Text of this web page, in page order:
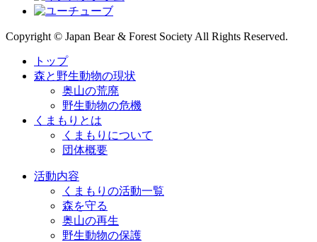
Copyright © Japan Bear & Forest Society All Rights Reserved.
トップ
森と野生動物の現状
奥山の荒廃
野生動物の危機
くまもりとは
くまもりについて
団体概要
活動内容
くまもりの活動一覧
森を守る
奥山の再生
野生動物の保護